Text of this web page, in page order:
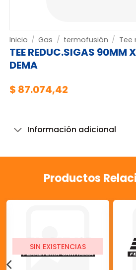
Inicio / Gas / termofusión / Tee
TEE REDUC.SIGAS 90MM
DEMA
$ 87.074,42
Información adicional
Productos
SIN EXISTENCIAS